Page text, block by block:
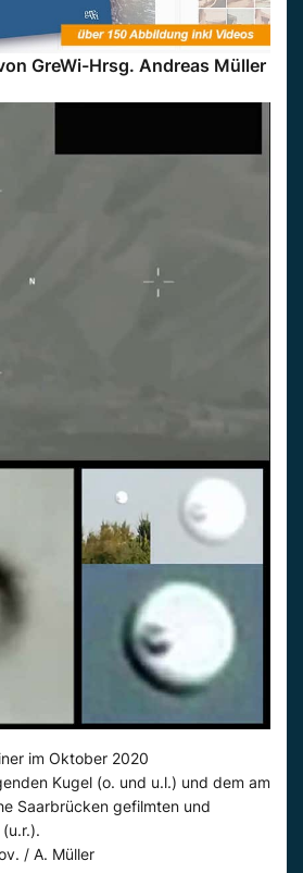
GreWi-Hrsg. Andreas Müller
im Oktober 2020
Kugel (o. und u.l.) und dem am
Saarbrücken gefilmten und
/ A. Müller